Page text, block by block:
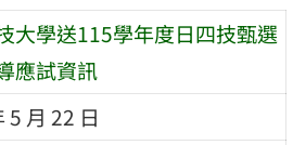
大學送115學年度日四技甄選
應試資訊
5 月 22 日